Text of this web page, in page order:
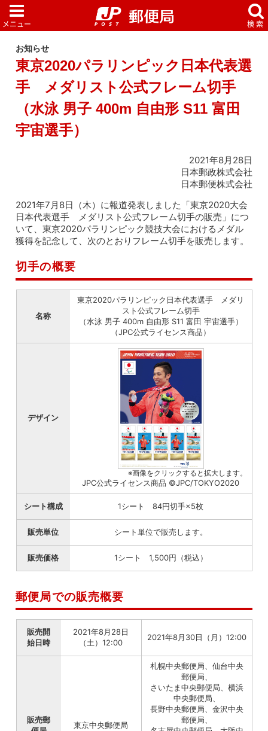
お知らせ
東京2020パラリンピック日本代表選
手 メダリスト公式フレーム切手
（水泳 男子 400m 自由形 S11 富田
宇宙選手）
2021年8月28日
日本郵政株式会社
日本郵便株式会社
2021年7月8日（木）に報道発表しました「東京2020大会
日本代表選手 メダリスト公式フレーム切手の販売」につ
いて、東京2020パラリンピック競技大会におけるメダル
獲得を記念して、次のとおりフレーム切手を販売します。
切手の概要
名称
東京2020パラリンピック日本代表選手 メダリ
スト公式フレーム切手
（水泳 男子 400m 自由形 S11 富田 宇宙選手）
（JPC公式ライセンス商品）
デザイン
※画像をクリックすると拡大します。
JPC公式ライセンス商品 ©JPC/TOKYO2020
シート構成 1シート 84円切手×5枚
販売単位 シート単位で販売します。
販売価格 1シート 1,500円（税込）
郵便局での販売概要
販売開
始日時
2021年8月28日
（土）12:00
2021年8月30日（月）12:00
販売郵
東京中央郵便局
札幌中央郵便局、仙台中央
郵便局、
さいたま中央郵便局、横浜
中央郵便局、
長野中央郵便局、金沢中央
郵便局、